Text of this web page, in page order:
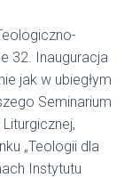
32. Inauguracja
jak w ubiegłym
Seminarium
„Teologii dla
Instytutu